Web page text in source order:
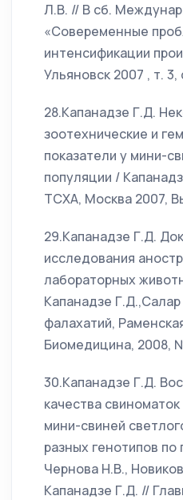
Л.В. // В сб.
«Совеременные
интенсификации
Ульяновск 2007 , т. 3,
28.Капанадзе Г.Д.
зоотехнические и
показатели у мини-
популяции /
ТСХА, Москва 2007,
29.Капанадзе Г.Д.
исследования
лабораторных
Капанадзе
фалахатий,
Биомедицина, 2008,
30.Капанадзе Г.Д.
качества
мини-свиней
разных генотипов по
Чернова Н.В.,
Капанадзе Г.Д. //